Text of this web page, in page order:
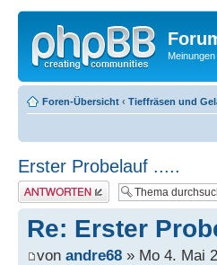
Foren-Übersicht ‹ Tieffräsen und
Erster Probelauf .....
Antwort erstellen
Re: Erster
von andre68 » Mo 4. Mai